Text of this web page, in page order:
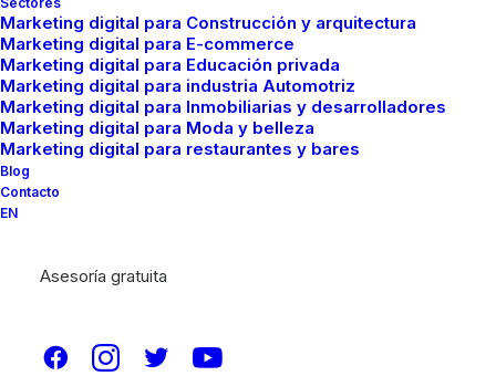
Marketing digital para Construcción y arquitectura
Marketing digital para E-commerce
Marketing digital para Educación privada
Marketing digital para industria Automotriz
Marketing digital para Inmobiliarias y desarrolladores
Marketing digital para Moda y belleza
Marketing digital para restaurantes y bares
Blog
Contacto
EN
Asesoría gratuitaOTROS TEMAS